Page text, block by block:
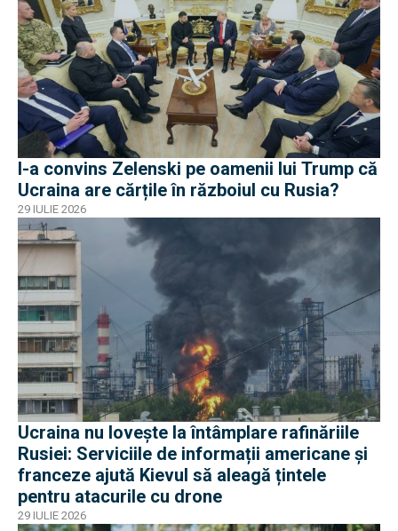
I-a convins Zelenski pe oamenii lui Trump că
Ucraina are cărțile în războiul cu Rusia?
29 IULIE 2026
Ucraina nu lovește la întâmplare rafinăriile
Rusiei: Serviciile de informații americane și
franceze ajută Kievul să aleagă țintele
pentru atacurile cu drone
29 IULIE 2026